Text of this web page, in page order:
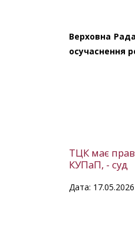
Верховна
осучаснення
ТЦК має
КУПаП, - суд
Дата: